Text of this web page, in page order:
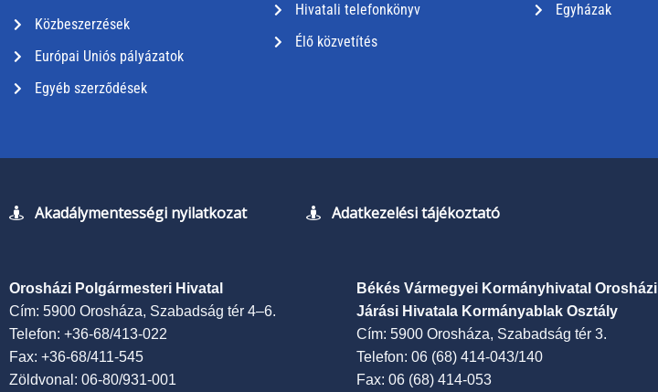
Közbeszerzések
Európai Uniós pályázatok
Egyéb szerződések
Hivatali telefonkönyv
Élő közvetítés
Egyházak
Akadálymentességi nyilatkozat Adatkezelési tájékoztató
Orosházi Polgármesteri Hivatal
Cím: 5900 Orosháza, Szabadság tér 4–6.
Telefon: +36-68/413-022
Fax: +36-68/411-545
Zöldvonal: 06-80/931-001
Békés Vármegyei Kormányhivatal Orosházi
Járási Hivatala Kormányablak Osztály
Cím: 5900 Orosháza, Szabadság tér 3.
Telefon: 06 (68) 414-043/140
Fax: 06 (68) 414-053